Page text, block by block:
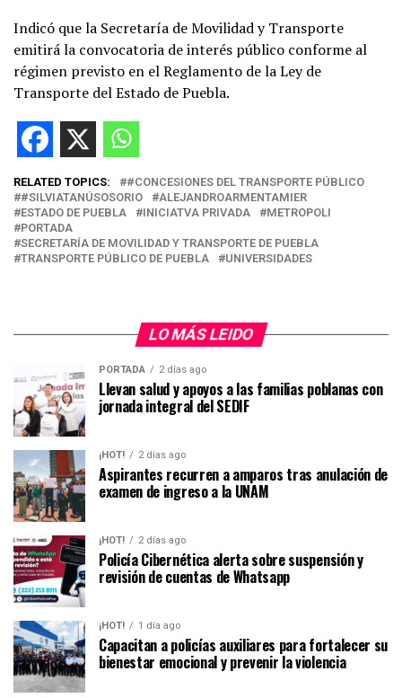
Indicó que la Secretaría de Movilidad y Transporte
emitirá la convocatoria de interés público conforme al
régimen previsto en el Reglamento de la Ley de
Transporte del Estado de Puebla.
RELATED TOPICS:
#CONCESIONES DEL TRANSPORTE PÚBLICO
#SILVIATANÚSOSORIO
ALEJANDROARMENTAMIER
ESTADO DE PUEBLA
INICIATVA PRIVADA
METROPOLI
PORTADA
SECRETARÍA DE MOVILIDAD Y TRANSPORTE DE PUEBLA
TRANSPORTE PÚBLICO DE PUEBLA
UNIVERSIDADES
LO MÁS LEIDO
PORTADA 2 días ago
Llevan salud y apoyos a las familias poblanas con
jornada integral del SEDIF
¡HOT! 2 días ago
Aspirantes recurren a amparos tras anulación de
examen de ingreso a la UNAM
¡HOT! 2 días ago
Policía Cibernética alerta sobre suspensión y
revisión de cuentas de Whatsapp
¡HOT! 1 día ago
Capacitan a policías auxiliares para fortalecer su
bienestar emocional y prevenir la violencia